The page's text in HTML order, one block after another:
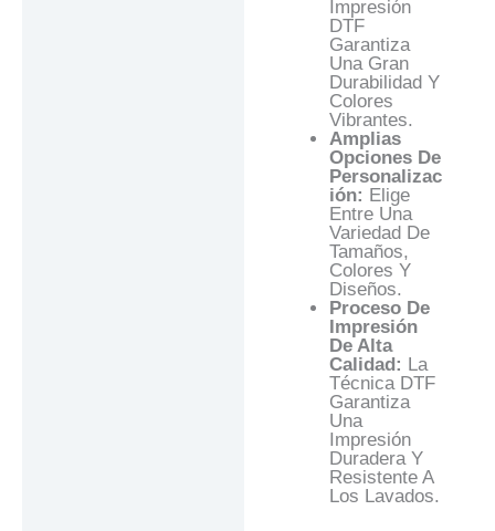
Impresión
DTF
Garantiza
Una Gran
Durabilidad Y
Colores
Vibrantes.
Amplias
Opciones De
Personalizac
Ión: Elige
Entre Una
Variedad De
Tamaños,
Colores Y
Diseños.
Proceso De
Impresión
De Alta
Calidad: La
Técnica DTF
Garantiza
Una
Impresión
Duradera Y
Resistente A
Los Lavados.